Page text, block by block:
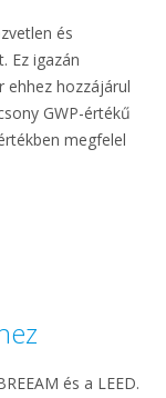
és
Ez igazán
ehhez hozzájárul
GWP-értékű
megfelel
és a LEED.